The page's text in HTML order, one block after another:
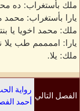
ملك بأستغراب: ده
يارا بأستغراب: محمد
ملك: محمد اخويا يا
يارا: اممممم طب يلا
ملك: يلا.
الفصل التالي
رواية
أحمد